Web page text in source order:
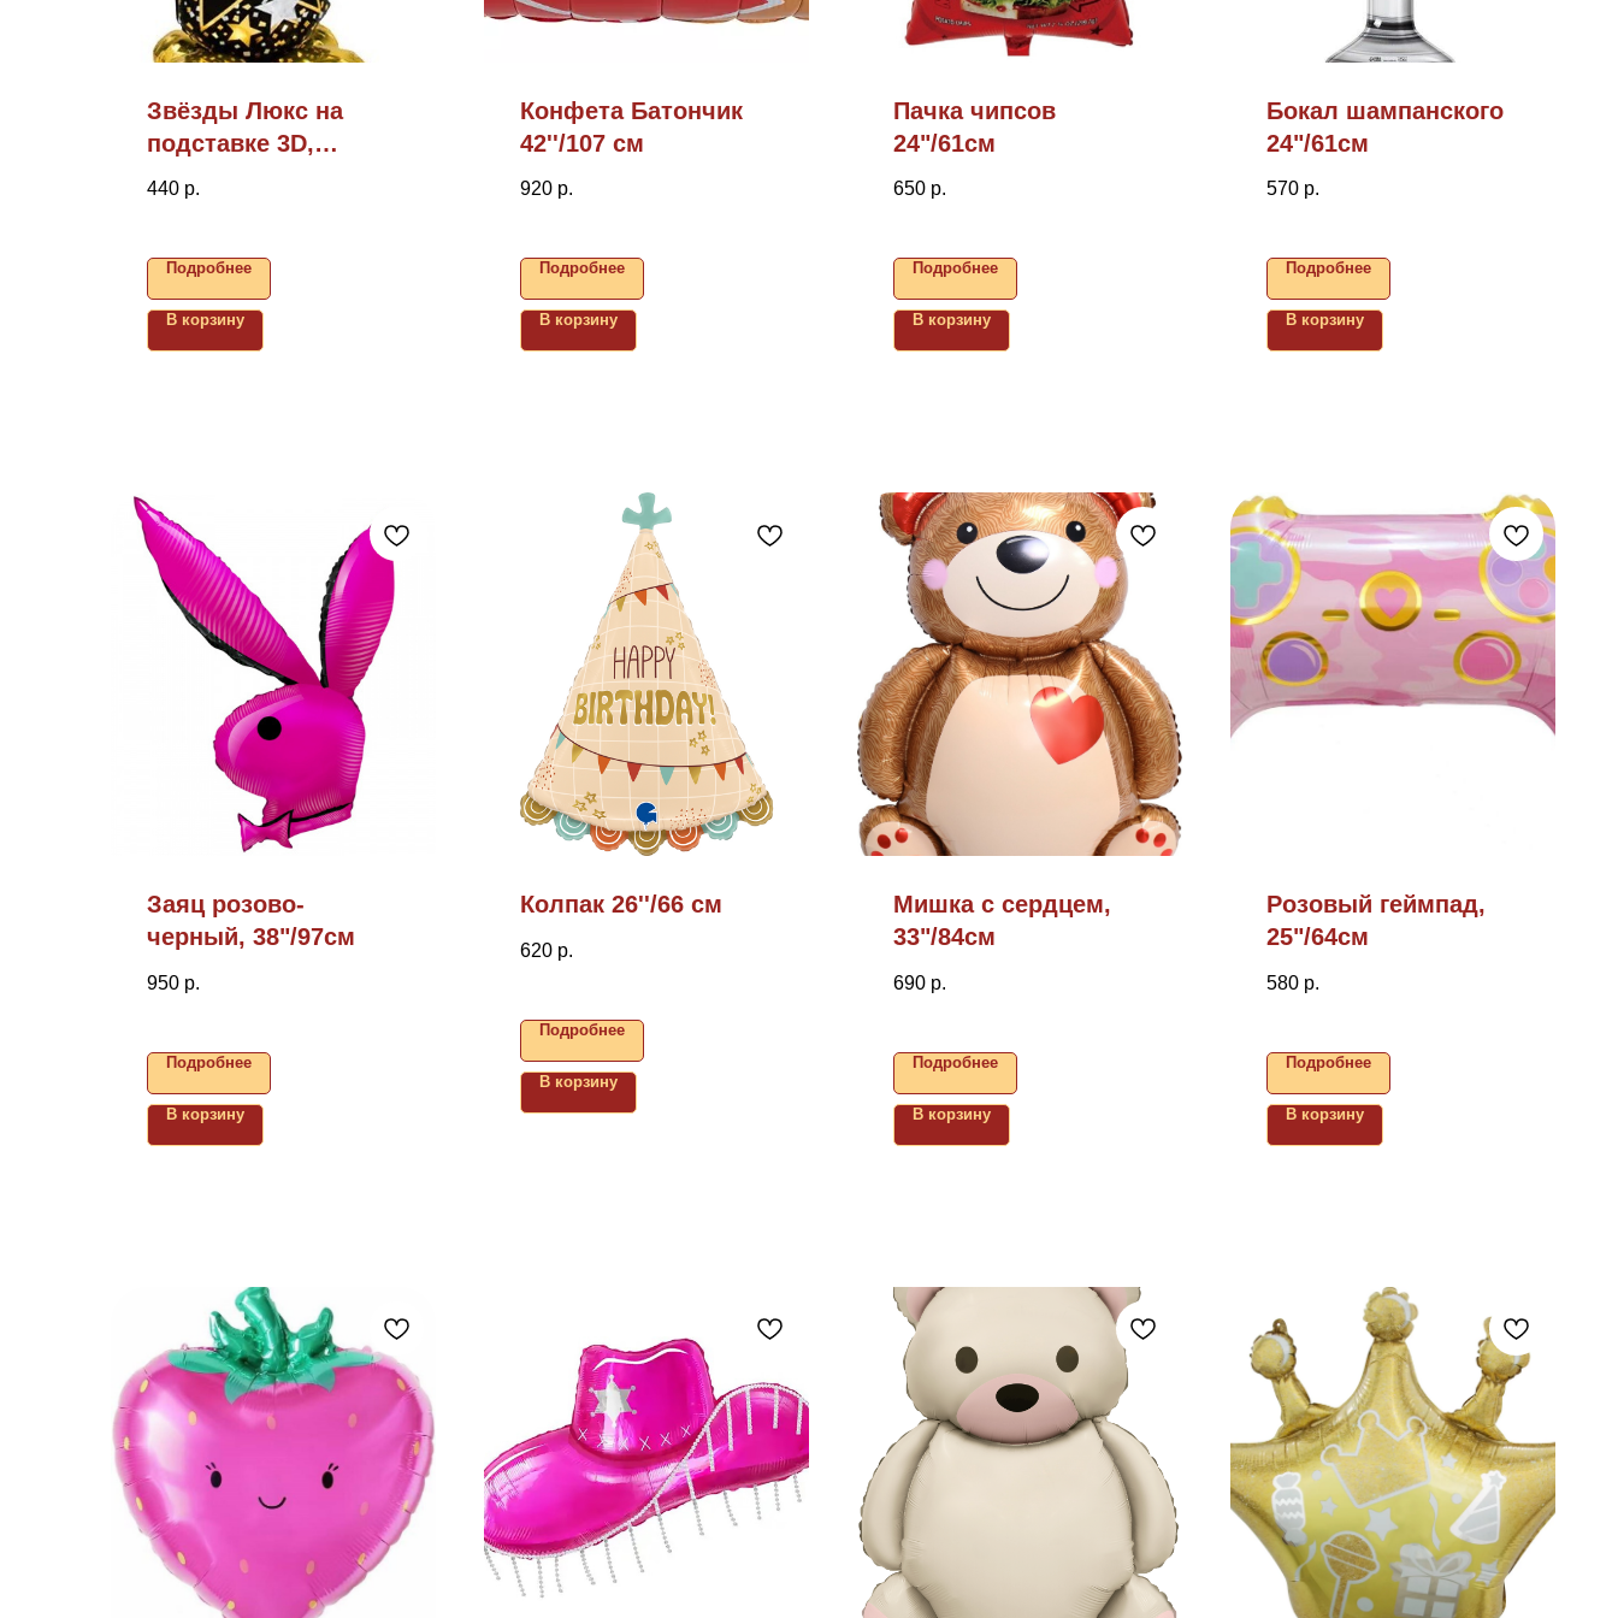
Звёзды Люкс на
подставке 3D,
42"/107см (надув
440 р.
Подробнее
В корзину
Конфета Батончик
42''/107 см
920 р.
Подробнее
В корзину
Пачка чипсов
24"/61см
650 р.
Подробнее
В корзину
Бокал шампанского
24"/61см
570 р.
Подробнее
В корзину
Заяц розово-
черный, 38"/97см
950 р.
Подробнее
В корзину
Колпак 26''/66 см
620 р.
Подробнее
В корзину
Мишка с сердцем,
33"/84см
690 р.
Подробнее
В корзину
Розовый геймпад,
25"/64см
580 р.
Подробнее
В корзину